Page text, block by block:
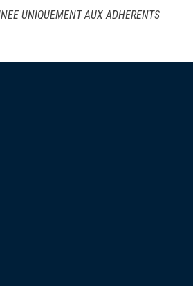
UNIQUEMENT AUX ADHERENTS